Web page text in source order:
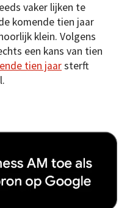
vaker lijken te
komende tien jaar
klein. Volgens
een kans van tien
tien jaarsterft